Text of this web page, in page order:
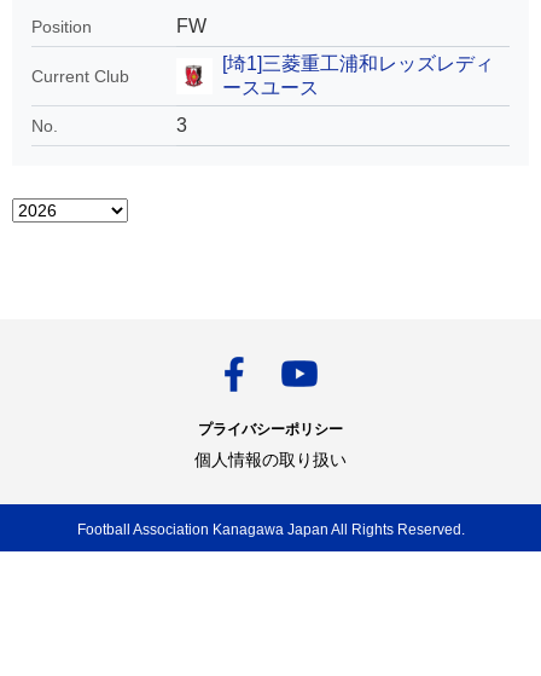
Position FW
Current Club
[埼1]三菱重工浦和レッズレディ
ースユース
No. 3
プライバシーポリシー
個人情報の取り扱い
Football Association Kanagawa Japan All Rights Reserved.